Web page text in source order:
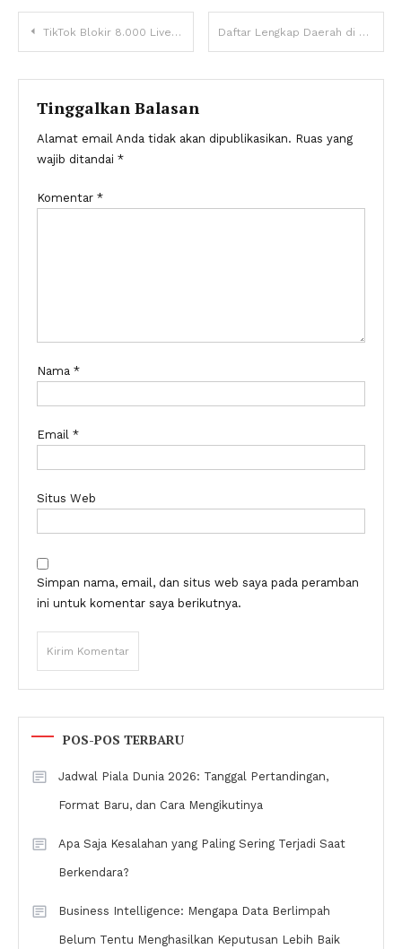
Navigasi
pos
TikTok Blokir 8.000 Live Streaming dari Wilayah Konflik Israel-Hamas Daftar Lengkap Daerah di Jabodetabek yang Diguyur Hujan Pekan ini
Tinggalkan Balasan
Alamat email Anda tidak akan dipublikasikan. Ruas yang
wajib ditandai *
Komentar *
Nama *
Email *
Situs Web
Simpan nama, email, dan situs web saya pada peramban
ini untuk komentar saya berikutnya.
POS-POS TERBARU
Jadwal Piala Dunia 2026: Tanggal Pertandingan,
Format Baru, dan Cara Mengikutinya
Apa Saja Kesalahan yang Paling Sering Terjadi Saat
Berkendara?
Business Intelligence: Mengapa Data Berlimpah
Belum Tentu Menghasilkan Keputusan Lebih Baik